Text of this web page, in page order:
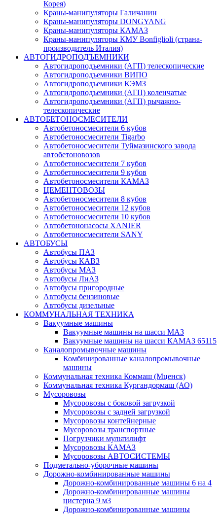
Корея)
Краны-манипуляторы Галичанин
Краны-манипуляторы DONGYANG
Краны-манипуляторы КАМАЗ
Краны-манипуляторы КМУ Bonfiglioli (страна-
производитель Италия)
АВТОГИДРОПОДЪЕМНИКИ
Автогидроподъемники (АГП) телескопические
Автогидроподъемники ВИПО
Автогидроподъемники КЭМЗ
Автогидроподъемники (АГП) коленчатые
Автогидроподъемники (АГП) рычажно-
телескопические
АВТОБЕТОНОСМЕСИТЕЛИ
Автобетоносмесители 6 кубов
Автобетоносмесители Tigarbo
Автобетоносмесители Туймазинского завода
автобетоновозов
Автобетоносмесители 7 кубов
Автобетоносмесители 9 кубов
Автобетоносмесители КАМАЗ
ЦЕМЕНТОВОЗЫ
Автобетоносмесители 8 кубов
Автобетоносмесители 12 кубов
Автобетоносмесители 10 кубов
Автобетононасосы XANJER
Автобетоносмесители SANY
АВТОБУСЫ
Автобусы ПАЗ
Автобусы КАВЗ
Автобусы МАЗ
Автобусы ЛиАЗ
Автобусы пригородные
Автобусы бензиновые
Автобусы дизельные
КОММУНАЛЬНАЯ ТЕХНИКА
Вакуумные машины
Вакуумные машины на шасси МАЗ
Вакуумные машины на шасси КАМАЗ 65115
Каналопромывочные машины
Комбинированные каналопромывочные
машины
Коммунальная техника Коммаш (Мценск)
Коммунальная техника Кургандормаш (АО)
Мусоровозы
Мусоровозы с боковой загрузкой
Мусоровозы с задней загрузкой
Мусоровозы контейнерные
Мусоровозы транспортные
Погрузчики мультилифт
Мусоровозы КАМАЗ
Мусоровозы АВТОСИСТЕМЫ
Подметально-уборочные машины
Дорожно-комбинированные машины
Дорожно-комбинированные машины 6 на 4
Дорожно-комбинированные машины
цистерна 9 м3
Дорожно-комбинированные машины